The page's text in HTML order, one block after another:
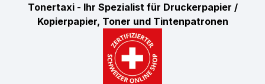
Tonertaxi - Ihr Spezialist für Druckerpapier /
Kopierpapier, Toner und Tintenpatronen